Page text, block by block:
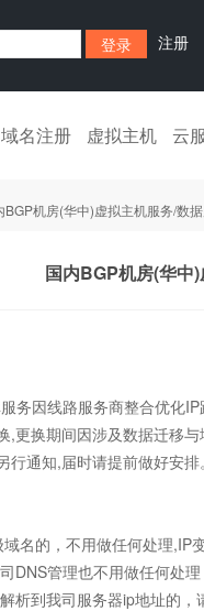
注册
域名注册 虚拟主机 云
BGP机房(华中)虚拟主机服务/数
国内BGP机房(华中
务因线路服务商整合优化
,更换期间因涉及数据迁移
行通知,届时请提前做好安排
名的，不用做任何处理,IP
DNS管理也不用做任何处
析到我司服务器ip地址的